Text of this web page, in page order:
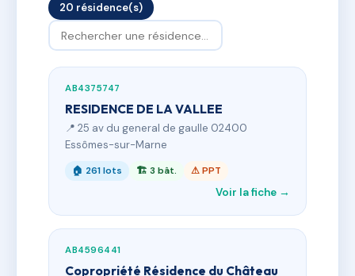
20 résidence(s)
AB4375747
RESIDENCE DE LA VALLEE
📍 25 av du general de gaulle 02400
Essômes-sur-Marne
🏠 261 lots 🏗 3 bât. ⚠ PPT
Voir la fiche →
AB4596441
Copropriété Résidence du Château